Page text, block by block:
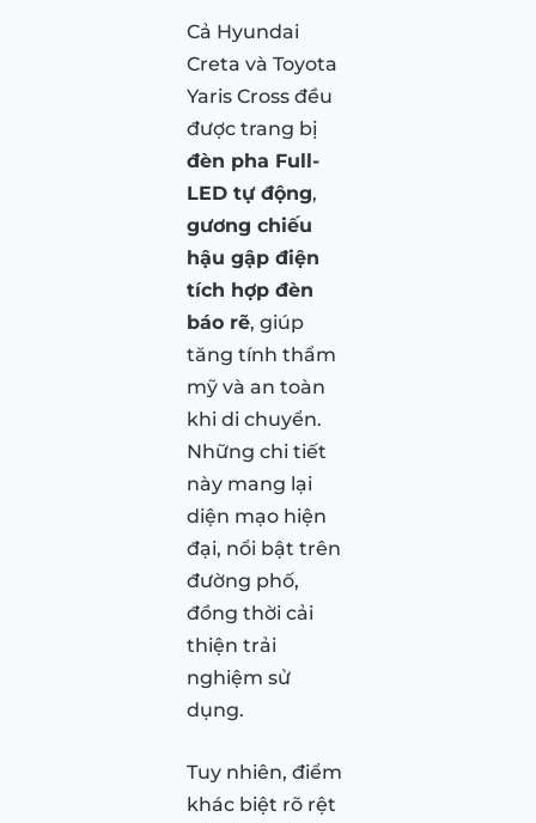
Cả Hyundai
Creta và Toyota
Yaris Cross đều
được trang bị
đèn pha Full-
LED tự động,
gương chiếu
hậu gập điện
tích hợp đèn
báo rẽ, giúp
tăng tính thẩm
mỹ và an toàn
khi di chuyển.
Những chi tiết
này mang lại
diện mạo hiện
đại, nổi bật trên
đường phố,
đồng thời cải
thiện trải
nghiệm sử
dụng.
Tuy nhiên, điểm
khác biệt rõ rệt